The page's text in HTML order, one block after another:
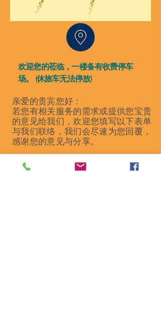
欢迎您的莅临，一楼备有收费停车
场。 (休旅车无法停放)​
亲爱的贵宾您好：
若您有相关服务的需求或提供您宝贵
的意见给我们，欢迎您填写以下表单
与我们联络，我们会尽速为您回覆，
感谢您的意见与分享。